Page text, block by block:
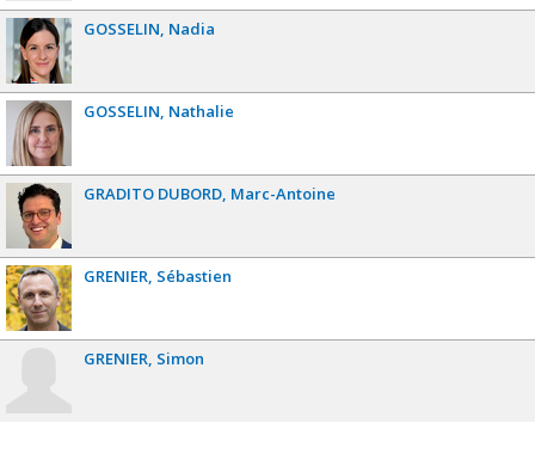
GOSSELIN Nadia
GOSSELIN Nathalie
GRADITO DUBORD Marc-Antoine
GRENIER Sébastien
GRENIER Simon